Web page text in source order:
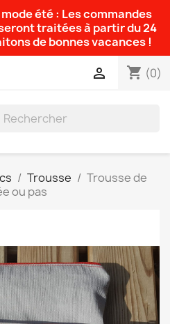
été : Les commandes
traitées à partir du 24
de bonnes vacances !
shopping_cart (0)

Trousse
Trousse de
ou pas